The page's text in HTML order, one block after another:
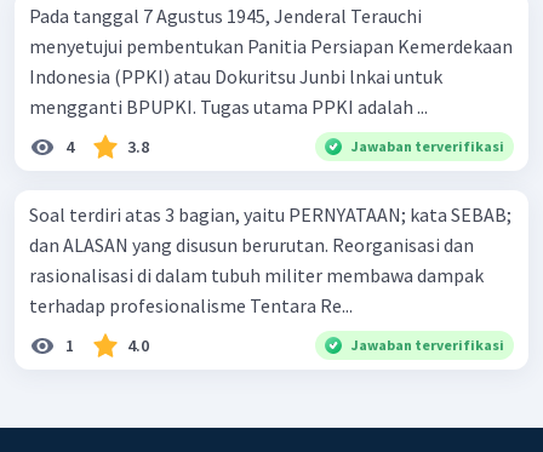
Pada tanggal 7 Agustus 1945, Jenderal Terauchi
menyetujui pembentukan Panitia Persiapan Kemerdekaan
Indonesia (PPKI) atau Dokuritsu Junbi lnkai untuk
mengganti BPUPKI. Tugas utama PPKI adalah ...
4 3.8 Jawaban terverifikasi
Soal terdiri atas 3 bagian, yaitu PERNYATAAN; kata SEBAB;
dan ALASAN yang disusun berurutan. Reorganisasi dan
rasionalisasi di dalam tubuh militer membawa dampak
terhadap profesionalisme Tentara Re...
1 4.0 Jawaban terverifikasi